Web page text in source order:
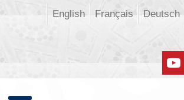
Deutsch
Français
English